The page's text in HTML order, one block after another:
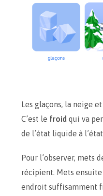
Les glaçons, la neige
C’est le froid qui va
de l’état liquide à l’état
Pour l’observer, mets
récipient. Mets
endroit suffisamment